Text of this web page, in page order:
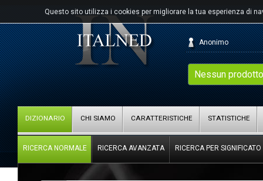
Questo sito utilizza i cookies per migliorare la tua esperienza di
Nessun
Anonimo
DIZIONARIO CHI SIAMO CARATTERISTICHE STATISTICHE
RICERCA NORMALE RICERCA AVANZATA RICERCA PER SIGNIFICATO